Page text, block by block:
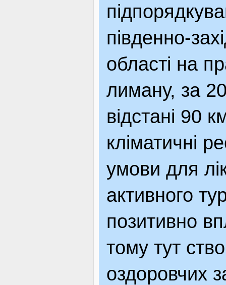
південно-
області на
лиману, за
відстані 90
кліматичні
умови для
активного
позитивно
тому тут
оздоровчих